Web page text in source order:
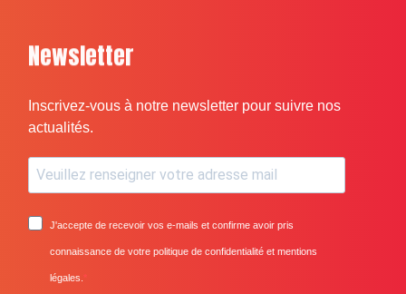
Newsletter
Inscrivez-vous à notre newsletter pour suivre nos
actualités.
J'accepte de recevoir vos e-mails et confirme avoir pris
connaissance de votre politique de confidentialité et mentions
légales.